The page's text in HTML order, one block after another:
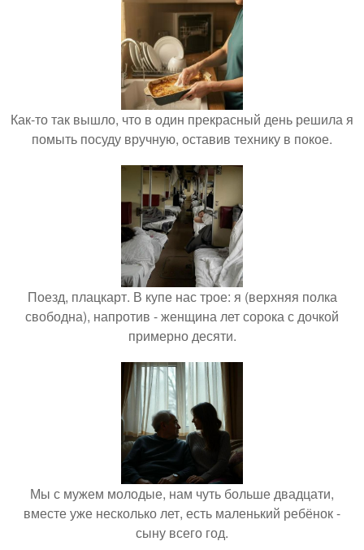
Как-то так вышло, что в один прекрасный день решила я
помыть посуду вручную, оставив технику в покое.
Поезд, плацкарт. В купе нас трое: я (верхняя полка
свободна), напротив - женщина лет сорока с дочкой
примерно десяти.
Мы с мужем молодые, нам чуть больше двадцати,
вместе уже несколько лет, есть маленький ребёнок -
сыну всего год.